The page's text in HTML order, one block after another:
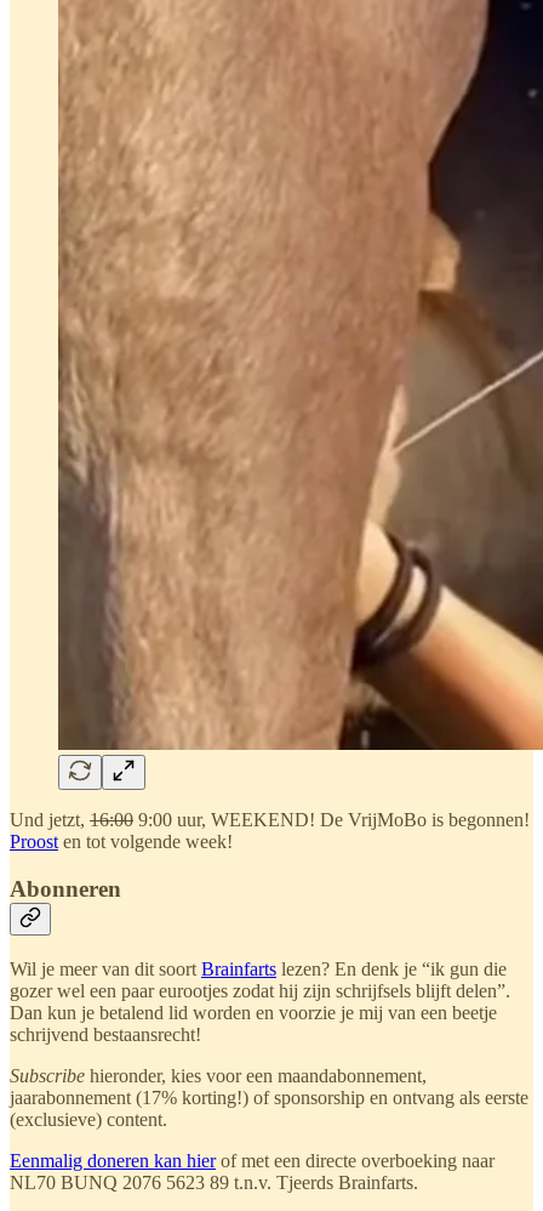
Und jetzt, 16:00 9:00 uur, WEEKEND! De VrijMoBo is begonnen!
Proosten tot volgende week!
Abonneren
Wil je meer van dit soort Brainfarts lezen? En denk je “ik gun die
gozer wel een paar eurootjes zodat hij zijn schrijfsels blijft delen”.
Dan kun je betalend lid worden en voorzie je mij van een beetje
schrijvend bestaansrecht!
Subscribe hieronder, kies voor een maandabonnement,
jaarabonnement (17% korting!) of sponsorship en ontvang als eerste
(exclusieve) content.
Eenmalig doneren kan hierof met een directe overboeking naar
NL70 BUNQ 2076 5623 89 t.n.v. Tjeerds Brainfarts.